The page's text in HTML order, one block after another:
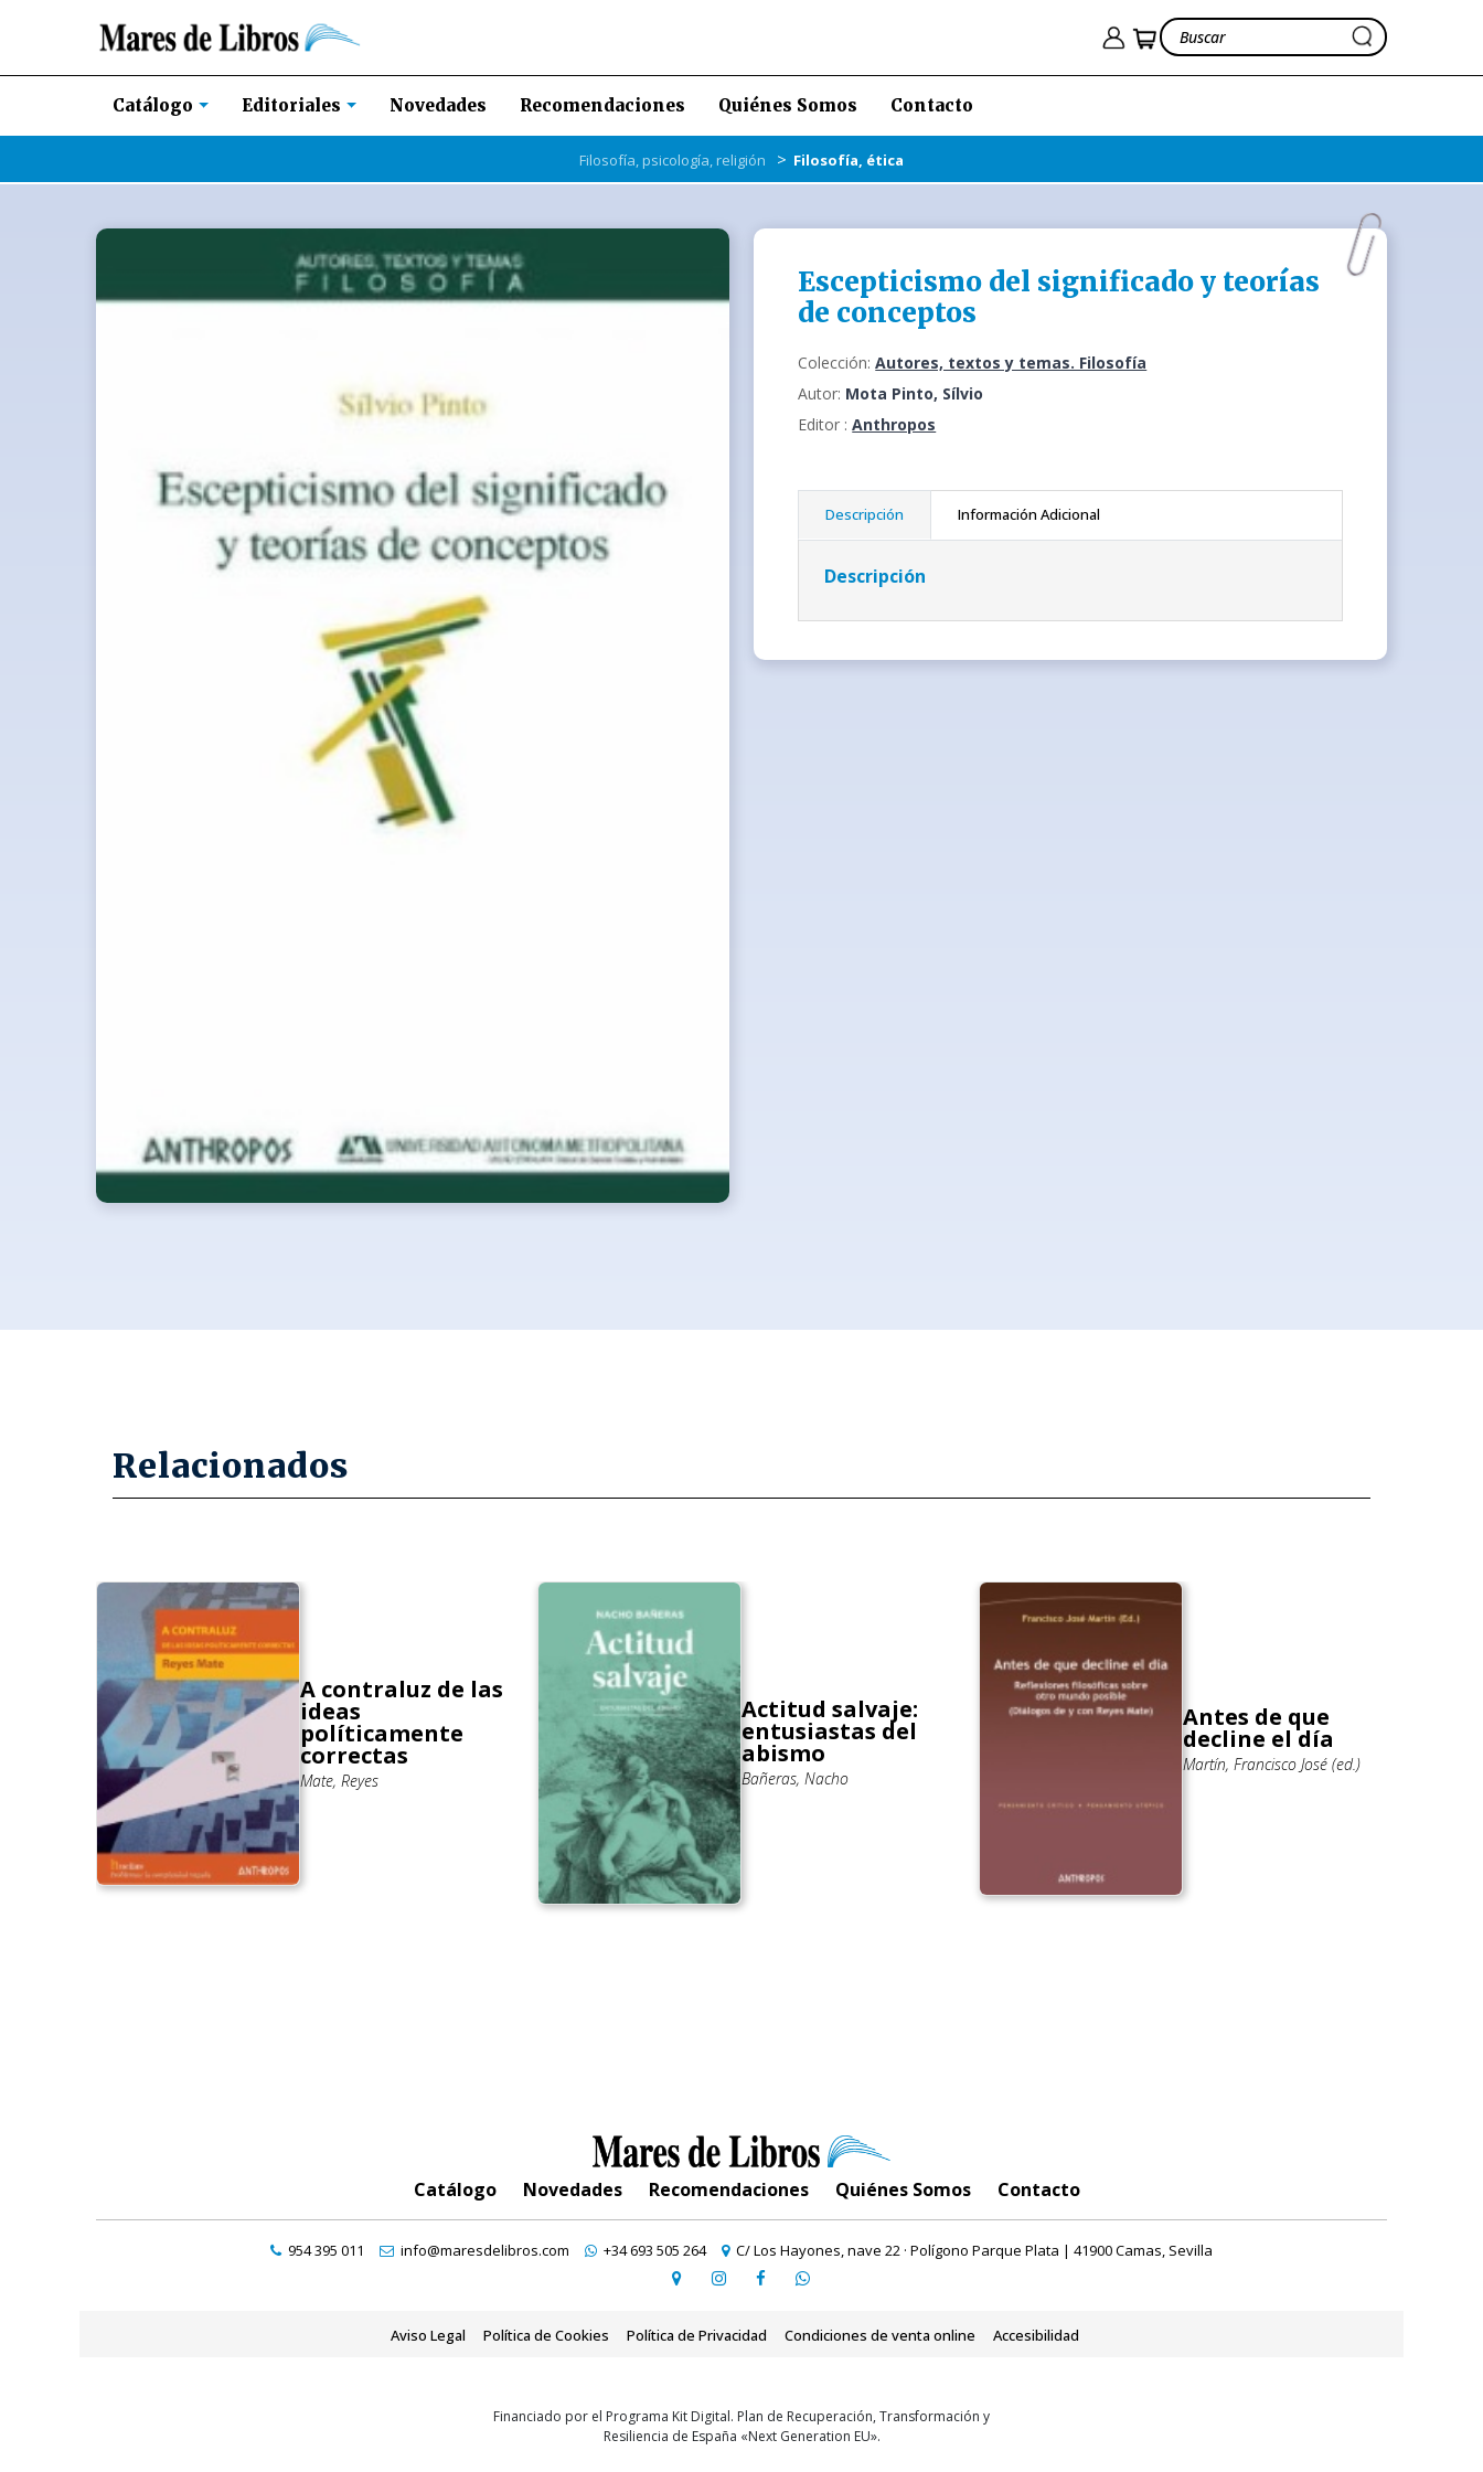
Catálogo Editoriales Novedades Recomendaciones Quiénes Somos Contacto
Filosofía, psicología, religión > Filosofía, ética
Escepticismo del significado y teorías
de conceptos
Colección: Autores, textos y temas. Filosofía
Autor: Mota Pinto, Sílvio
Editor :Anthropos
Descripción Información Adicional
Descripción
Relacionados
A contraluz de las
ideas
políticamente
correctas
Mate, Reyes
Actitud salvaje:
entusiastas del
abismo
Bañeras, Nacho
Antes de que
decline el día
Martín, Francisco José (ed.)
Catálogo Novedades Recomendaciones Quiénes Somos Contacto
954 395 011 info@maresdelibros.com +34 693 505 264 C/ Los Hayones, nave 22 · Polígono Parque Plata | 41900 Camas, Sevilla
Aviso Legal Política de Cookies Política de Privacidad Condiciones de venta online Accesibilidad
Financiado por el Programa Kit Digital. Plan de Recuperación, Transformación y
Resiliencia de España «Next Generation EU».